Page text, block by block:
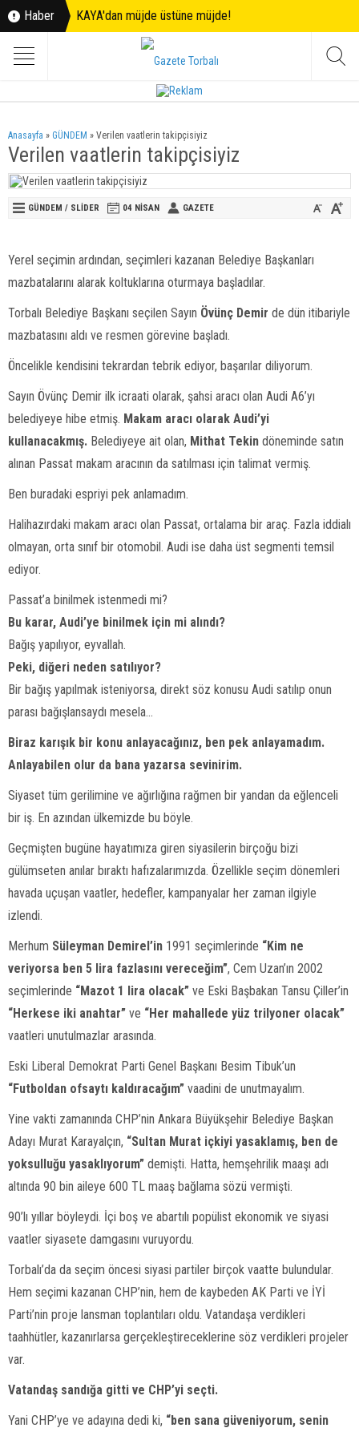
Haber KAYA'dan müjde üstüne müjde!
Anasayfa » GÜNDEM » Verilen vaatlerin takipçisiyiz
Verilen vaatlerin takipçisiyiz
GÜNDEM / SLİDER 04 NISAN GAZETE
Yerel seçimin ardından, seçimleri kazanan Belediye Başkanları
mazbatalarını alarak koltuklarına oturmaya başladılar.
Torbalı Belediye Başkanı seçilen Sayın Övünç Demir de dün itibariyle
mazbatasını aldı ve resmen görevine başladı.
Öncelikle kendisini tekrardan tebrik ediyor, başarılar diliyorum.
Sayın Övünç Demir ilk icraati olarak, şahsi aracı olan Audi A6’yı
belediyeye hibe etmiş. Makam aracı olarak Audi’yi
kullanacakmış. Belediyeye ait olan, Mithat Tekin döneminde satın
alınan Passat makam aracının da satılması için talimat vermiş.
Ben buradaki espriyi pek anlamadım.
Halihazırdaki makam aracı olan Passat, ortalama bir araç. Fazla iddialı
olmayan, orta sınıf bir otomobil. Audi ise daha üst segmenti temsil
ediyor.
Passat’a binilmek istenmedi mi?
Bu karar, Audi’ye binilmek için mi alındı?
Bağış yapılıyor, eyvallah.
Peki, diğeri neden satılıyor?
Bir bağış yapılmak isteniyorsa, direkt söz konusu Audi satılıp onun
parası bağışlansaydı mesela…
Biraz karışık bir konu anlayacağınız, ben pek anlayamadım.
Anlayabilen olur da bana yazarsa sevinirim.
Siyaset tüm gerilimine ve ağırlığına rağmen bir yandan da eğlenceli
bir iş. En azından ülkemizde bu böyle.
Geçmişten bugüne hayatımıza giren siyasilerin birçoğu bizi
gülümseten anılar bıraktı hafızalarımızda. Özellikle seçim dönemleri
havada uçuşan vaatler, hedefler, kampanyalar her zaman ilgiyle
izlendi.
Merhum Süleyman Demirel’in 1991 seçimlerinde “Kim ne
veriyorsa ben 5 lira fazlasını vereceğim”, Cem Uzan’ın 2002
seçimlerinde “Mazot 1 lira olacak” ve Eski Başbakan Tansu Çiller’in
“Herkese iki anahtar” ve “Her mahallede yüz trilyoner olacak”
vaatleri unutulmazlar arasında.
Eski Liberal Demokrat Parti Genel Başkanı Besim Tibuk’un
“Futboldan ofsaytı kaldıracağım” vaadini de unutmayalım.
Yine vakti zamanında CHP’nin Ankara Büyükşehir Belediye Başkan
Adayı Murat Karayalçın, “Sultan Murat içkiyi yasaklamış, ben de
yoksulluğu yasaklıyorum” demişti. Hatta, hemşehrilik maaşı adı
altında 90 bin aileye 600 TL maaş bağlama sözü vermişti.
90’lı yıllar böyleydi. İçi boş ve abartılı popülist ekonomik ve siyasi
vaatler siyasete damgasını vuruyordu.
Torbalı’da da seçim öncesi siyasi partiler birçok vaatte bulundular.
Hem seçimi kazanan CHP’nin, hem de kaybeden AK Parti ve İYİ
Parti’nin proje lansman toplantıları oldu. Vatandaşa verdikleri
taahhütler, kazanırlarsa gerçekleştireceklerine söz verdikleri projeler
var.
Vatandaş sandığa gitti ve CHP’yi seçti.
Yani CHP’ye ve adayına dedi ki, “ben sana güveniyorum, senin